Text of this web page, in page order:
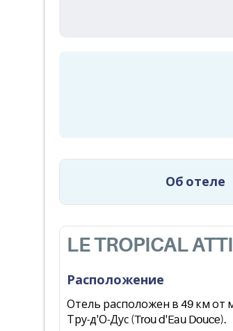
Об отеле
LE TROPICAL
Расположение
Отель расположен в 49 км от
Тру-д'О-Дус (Trou d'Eau Douce).